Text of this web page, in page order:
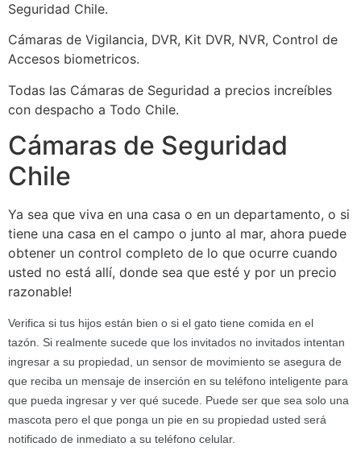
Seguridad Chile.
Cámaras de Vigilancia, DVR, Kit DVR, NVR, Control de
Accesos biometricos.
Todas las Cámaras de Seguridad a precios increíbles
con despacho a Todo Chile.
Cámaras de Seguridad
Chile
Ya sea que viva en una casa o en un departamento, o si
tiene una casa en el campo o junto al mar, ahora puede
obtener un control completo de lo que ocurre cuando
usted no está allí, donde sea que esté y por un precio
razonable!
Verifica si tus hijos están bien o si el gato tiene comida en el
tazón. Si realmente sucede que los invitados no invitados intentan
ingresar a su propiedad, un sensor de movimiento se asegura de
que reciba un mensaje de inserción en su teléfono inteligente para
que pueda ingresar y ver qué sucede. Puede ser que sea solo una
mascota pero el que ponga un pie en su propiedad usted será
notificado de inmediato a su teléfono celular.